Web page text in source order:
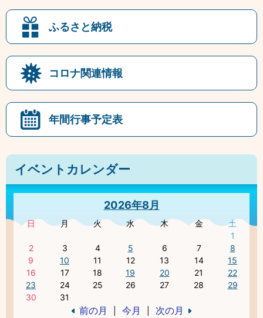
ふるさと納税
コロナ関連情報
年間行事予定表
イベントカレンダー
2026年8月
日 月 火 水 木 金
土
1
2
3 4 5 6 7
8
9
10 11 12 13 14
15
16
17 18 19 20 21
22
23
24 25 26 27 28
29
30
31
前の月 今月 次の月